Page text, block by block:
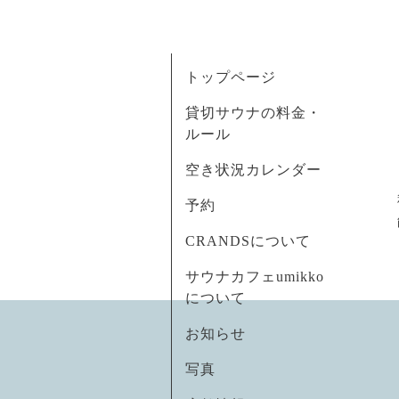
トップページ
貸切サウナの料金・
ルール
空き状況カレンダー
予約
CRANDSについて
サウナカフェumikko
について
お知らせ
写真